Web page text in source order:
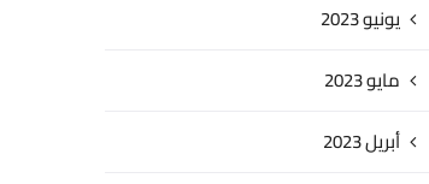
يونيو 2023
مايو 2023
أبريل 2023